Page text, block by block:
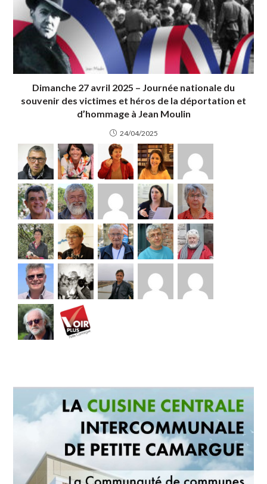
Dimanche 27 avril 2025 – Journée nationale du
souvenir des victimes et héros de la déportation et
d’hommage à Jean Moulin
24/04/2025